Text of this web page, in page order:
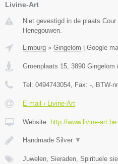
Livine-Art
Niet gevestigd in de plaats
Henegouwen.
Limburg » Gingelom Google
Groenplaats 15, 3890 Gingelom
Tel: 0494743054, Fax: -, BTW-
E-mail › Livine-Art
Website: http://www.livine-art.be
Handmade Silver ▼
Juwelen, Sieraden, Spirituele